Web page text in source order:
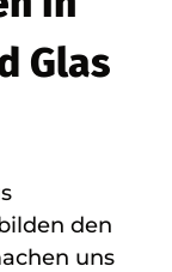
Glas
den
uns